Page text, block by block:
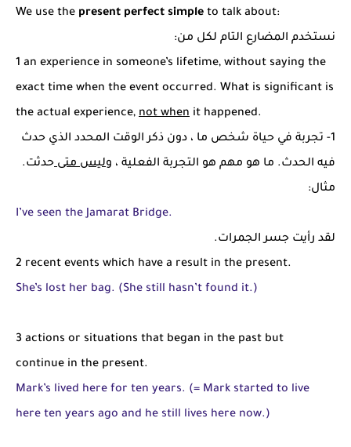
We use the present perfect simple to talk about:
نستخدم المضارع التام لكل من:
1 an experience in someone’s lifetime, without saying the
exact time when the event occurred. What is significant is
the actual experience, not when it happened.
1- تجربة في حياة شخص ما ، دون ذكر الوقت المحدد الذي حدث
فيه الحدث. ما هو مهم هو التجربة الفعلية ، وليس متىحدثت.
مثال:
I’ve seen the Jamarat Bridge.
لقد رأيت جسر الجمرات.
2 recent events which have a result in the present.
She’s lost her bag. (She still hasn’t found it.)
3 actions or situations that began in the past but
continue in the present.
Mark’s lived here for ten years. (= Mark started to live
here ten years ago and he still lives here now.)